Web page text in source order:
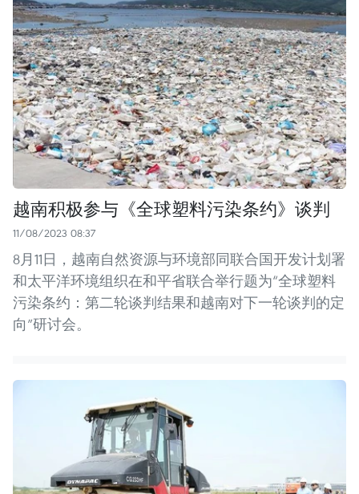
越南积极参与《全球塑料污染条约》谈判
11/08/2023 08:37
8月11日，越南自然资源与环境部同联合国开发计划署
和太平洋环境组织在和平省联合举行题为“全球塑料
污染条约：第二轮谈判结果和越南对下一轮谈判的定
向”研讨会。